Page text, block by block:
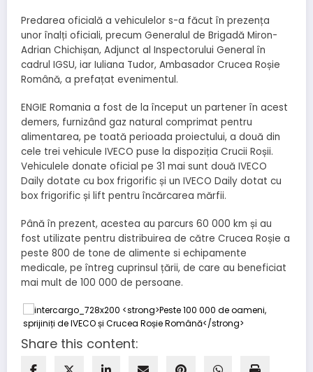
Predarea oficială a vehiculelor s-a făcut în prezența
unor înalți oficiali, precum Generalul de Brigadă Miron-
Adrian Chichișan, Adjunct al Inspectorului General în
cadrul IGSU, iar Iuliana Tudor, Ambasador Crucea Roșie
Română, a prefațat evenimentul.
ENGIE Romania a fost de la început un partener în acest
demers, furnizând gaz natural comprimat pentru
alimentarea, pe toată perioada proiectului, a două din
cele trei vehicule IVECO puse la dispoziția Crucii Roșii.
Vehiculele donate oficial pe 31 mai sunt două IVECO
Daily dotate cu box frigorific și un IVECO Daily dotat cu
box frigorific și lift pentru încărcarea mărfii.
Până în prezent, acestea au parcurs 60 000 km și au
fost utilizate pentru distribuirea de către Crucea Roșie a
peste 800 de tone de alimente si echipamente
medicale, pe întreg cuprinsul țării, de care au beneficiat
mai mult de 100 000 de persoane.
Share this content: